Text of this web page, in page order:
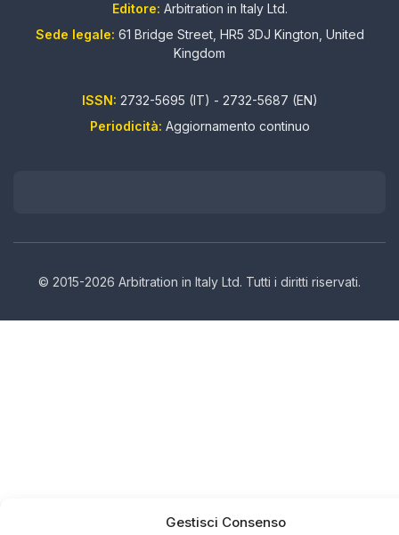
Gestisci Consenso
Editore: Arbitration in Italy Ltd.
Sede legale: 61 Bridge Street, HR5 3DJ Kington, United
Kingdom
ISSN: 2732-5695 (IT) - 2732-5687 (EN)
Periodicità: Aggiornamento continuo
© 2015-2026 Arbitration in Italy Ltd. Tutti i diritti riservati.